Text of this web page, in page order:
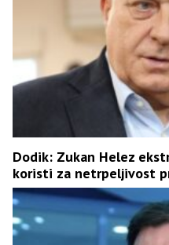
Dodik: Zukan Helez
koristi za netrpeljivost